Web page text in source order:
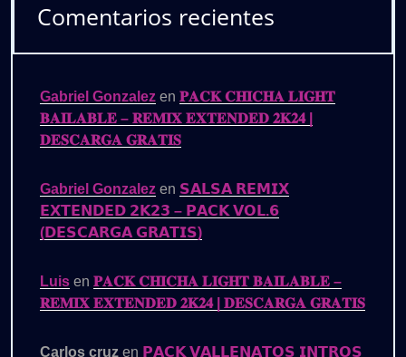
Comentarios recientes
Gabriel Gonzalez en 𝐏𝐀𝐂𝐊 𝐂𝐇𝐈𝐂𝐇𝐀 𝐋𝐈𝐆𝐇𝐓
𝐁𝐀𝐈𝐋𝐀𝐁𝐋𝐄 – 𝐑𝐄𝐌𝐈𝐗 𝐄𝐗𝐓𝐄𝐍𝐃𝐄𝐃 𝟐𝐊𝟐𝟒 |
𝐃𝐄𝐒𝐂𝐀𝐑𝐆𝐀 𝐆𝐑𝐀𝐓𝐈𝐒
Gabriel Gonzalez en 𝗦𝗔𝗟𝗦𝗔 𝗥𝗘𝗠𝗜𝗫
𝗘𝗫𝗧𝗘𝗡𝗗𝗘𝗗 𝟮𝗞𝟮𝟯 – 𝗣𝗔𝗖𝗞 𝗩𝗢𝗟.𝟲
(𝗗𝗘𝗦𝗖𝗔𝗥𝗚𝗔 𝗚𝗥𝗔𝗧𝗜𝗦)
Luis en 𝐏𝐀𝐂𝐊 𝐂𝐇𝐈𝐂𝐇𝐀 𝐋𝐈𝐆𝐇𝐓 𝐁𝐀𝐈𝐋𝐀𝐁𝐋𝐄 –
𝐑𝐄𝐌𝐈𝐗 𝐄𝐗𝐓𝐄𝐍𝐃𝐄𝐃 𝟐𝐊𝟐𝟒 | 𝐃𝐄𝐒𝐂𝐀𝐑𝐆𝐀 𝐆𝐑𝐀𝐓𝐈𝐒
Carlos cruz en 𝗣𝗔𝗖𝗞 𝗩𝗔𝗟𝗟𝗘𝗡𝗔𝗧𝗢𝗦 𝗜𝗡𝗧𝗥𝗢𝗦